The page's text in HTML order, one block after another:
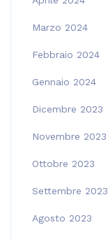
Marzo 2024
Febbraio 2024
Gennaio 2024
Dicembre 2023
Novembre 2023
Ottobre 2023
Settembre 2023
Agosto 2023